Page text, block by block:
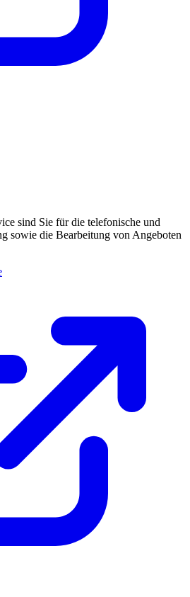
sind Sie für die telefonische und
sowie die Bearbeitung von Angeboten